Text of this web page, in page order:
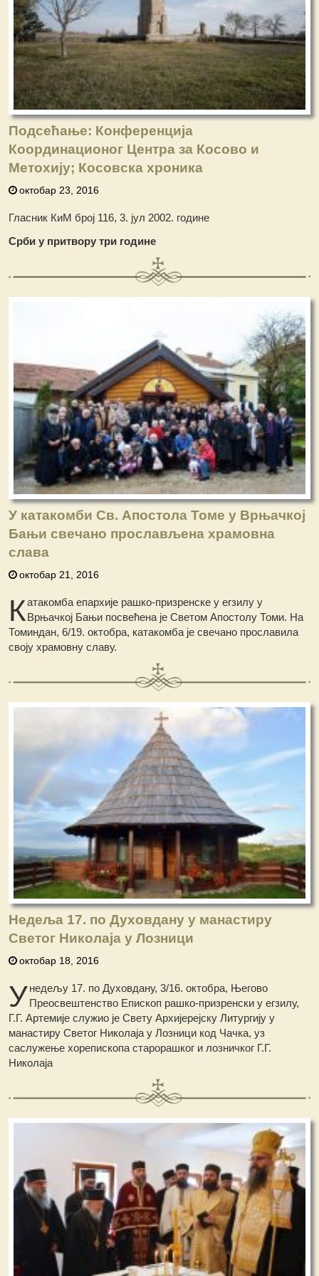
Подсећање: Конференција
Координационог Центра за Косово и
Метохију; Косовска хроника
октобар 23, 2016
Гласник КиМ број 116, 3. јул 2002. године
Срби у притвору три године
У катакомби Св. Апостола Томе у Врњачкој
Бањи свечано прослављена храмовна
слава
октобар 21, 2016
Катакомба епархије рашко-призренске у егзилу у
Врњачкој Бањи посвећена је Светом Апостолу Томи. На
Томиндан, 6/19. октобра, катакомба је свечано прославила
своју храмовну славу.
Недеља 17. по Духовдану у манастиру
Светог Николаја у Лозници
октобар 18, 2016
Унедељу 17. по Духовдану, 3/16. октобра, Његово
Преосвештенство Епископ рашко-призренски у егзилу,
Г.Г. Артемије служио је Свету Архијерејску Литургију у
манастиру Светог Николаја у Лозници код Чачка, уз
саслужење хорепископа старорашког и лозничког Г.Г.
Николаја